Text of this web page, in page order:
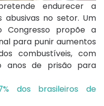
endurecer a
abusivas no setor. Um
propõe a
para punir aumentos
combustíveis, com
anos de prisão para
dos brasileiros de